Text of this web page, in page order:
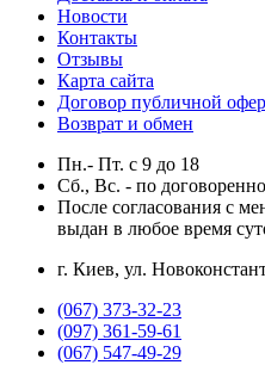
Новости
Контакты
Отзывы
Карта сайта
Договор публичной
Возврат и обмен
Пн.- Пт. с 9 до 18
Сб., Вс. - по
После согласования с
выдан в любое время
г. Киев, ул.
(067) 373-32-23
(097) 361-59-61
(067) 547-49-29